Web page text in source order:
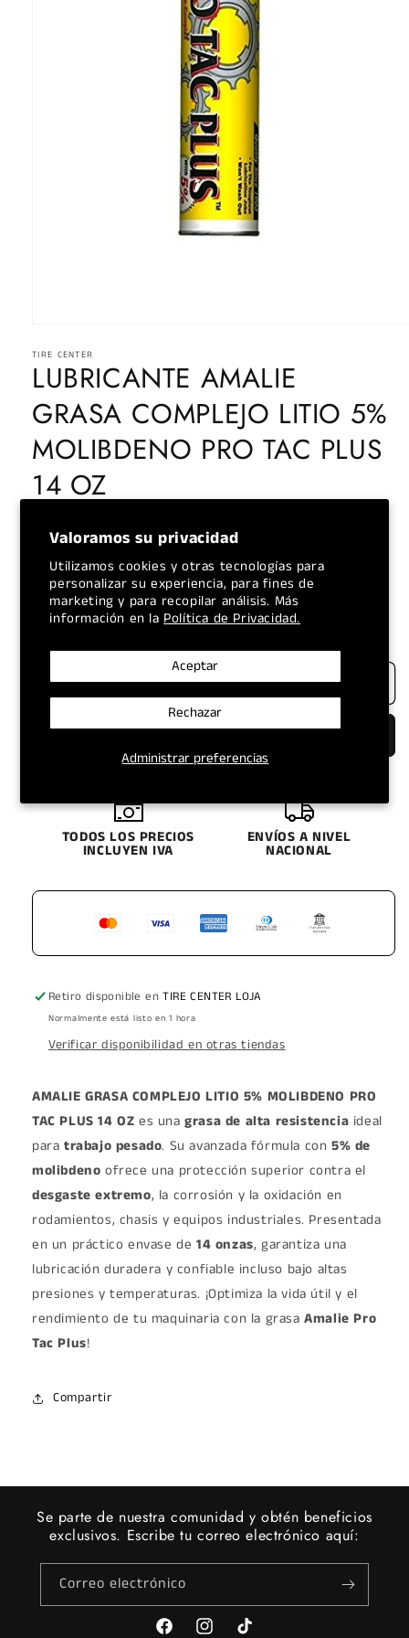
Valoramos su privacidad
Utilizamos cookies y otras tecnologías para
personalizar su experiencia, para fines de
marketing y para recopilar análisis. Más
información en la Política de Privacidad.
Administrar preferencias
Aceptar
Rechazar
multimedia
1
en
ventana
modal
TIRE CENTER
LUBRICANTE AMALIE
GRASA COMPLEJO LITIO 5%
MOLIBDENO PRO TAC PLUS
14 OZ
habitual
se calculan en la pantalla de pago.
Cantidad
Reducir
LUBRICANTE
AMALIE
TAC
PLUS
OZ
Aumentar
LUBRICANTE
AMALIE
GRASA
LITIO
PRO
TAC
PLUS
OZ
Agregar al carrito
Comprar ahora
TODOS LOS PRECIOS
INCLUYEN IVA
ENVÍOS A NIVEL
NACIONAL
Retiro disponible enTIRE CENTER LOJA
Normalmente está listo en 1 hora
Verificar disponibilidad en otras tiendas
AMALIE GRASA COMPLEJO LITIO 5% MOLIBDENO PRO
TAC PLUS 14 OZ es unagrasa de alta resistencia ideal
para trabajo pesado. Su avanzada fórmula con5% de
molibdeno ofrece una protección superior contra el
desgaste extremo, la corrosión y la oxidación en
rodamientos, chasis y equipos industriales. Presentada
en un práctico envase de14 onzas, garantiza una
lubricación duradera y confiable incluso bajo altas
presiones y temperaturas. ¡Optimiza la vida útil y el
rendimiento de tu maquinaria con la grasaAmalie Pro
Tac Plus!
Compartir
Se parte de nuestra comunidad y obtén beneficios
exclusivos. Escribe tu correo electrónico aquí:
Correo electrónico